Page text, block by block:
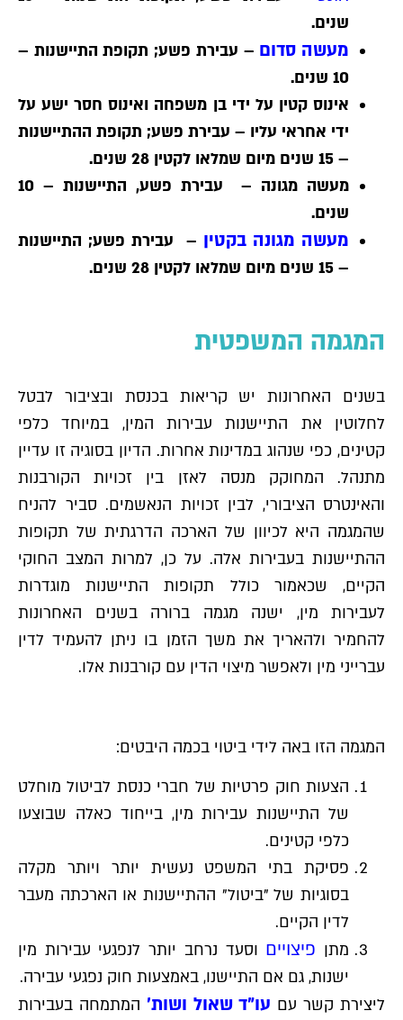
שנים.
מעשה סדום – עבירת פשע; תקופת התיישנות –
10 שנים
.
אינוס קטין על ידי בן משפחה ואינוס חסר ישע על
ידי אחראי עליו – עבירת פשע; תקופת ההתיישנות
– 15 שנים מיום שמלאו לקטין 28 שנים.
מעשה מגונה –
עבירת פשע, התיישנות – 10
שנים.
מעשה מגונה בקטין –
עבירת פשע; התיישנות
– 15 שנים מיום שמלאו לקטין 28 שנים.
המגמה המשפטית
בשנים האחרונות יש קריאות בכנסת ובציבור לבטל
לחלוטין את התיישנות עבירות המין, במיוחד כלפי
קטינים, כפי שנהוג במדינות אחרות. הדיון בסוגיה זו עדיין
מתנהל. המחוקק מנסה לאזן בין זכויות הקורבנות
והאינטרס הציבורי, לבין זכויות הנאשמים. סביר להניח
שהמגמה היא לכיוון של הארכה הדרגתית של תקופות
ההתיישנות בעבירות אלה. על כן, למרות המצב החוקי
הקיים, שכאמור כולל תקופות התיישנות מוגדרות
לעבירות מין, ישנה מגמה ברורה בשנים האחרונות
להחמיר ולהאריך את משך הזמן בו ניתן להעמיד לדין
עברייני מין ולאפשר מיצוי הדין עם קורבנות אלו.
המגמה הזו באה לידי ביטוי בכמה היבטים:
הצעות חוק פרטיות של חברי כנסת לביטול מוחלט
של התיישנות עבירות מין, בייחוד כאלה שבוצעו
כלפי קטינים.
פסיקת בתי המשפט נעשית יותר ויותר מקלה
בסוגיות של "ביטול" ההתיישנות או הארכתה מעבר
לדין הקיים.
מתן פיצויים וסעד נרחב יותר לנפגעי עבירות מין
ישנות, גם אם התיישנו, באמצעות חוק נפגעי עבירה.
ליצירת קשר עם עו"ד שאול ושות׳ המתמחה בעבירות